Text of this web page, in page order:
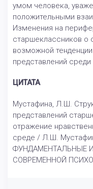
умом человека,
положительными
Изменения на
старшеклассников о
возможной
представлений
ЦИТАТА
Мустафина, Л.Ш.
представлений
отражение
среде / Л.Ш.
ФУНДАМЕНТАЛЬНЫЕ
СОВРЕМЕННОЙ